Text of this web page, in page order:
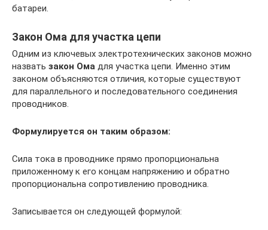
батареи.
Закон Ома для участка цепи
Одним из ключевых электротехнических законов можно
назвать закон Ома для участка цепи. Именно этим
законом объясняются отличия, которые существуют
для параллельного и последовательного соединения
проводников.
Формулируется он таким образом:
Сила тока в проводнике прямо пропорциональна
приложенному к его концам напряжению и обратно
пропорциональна сопротивлению проводника.
Записывается он следующей формулой: